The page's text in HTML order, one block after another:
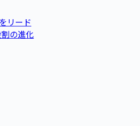
リード
の進化